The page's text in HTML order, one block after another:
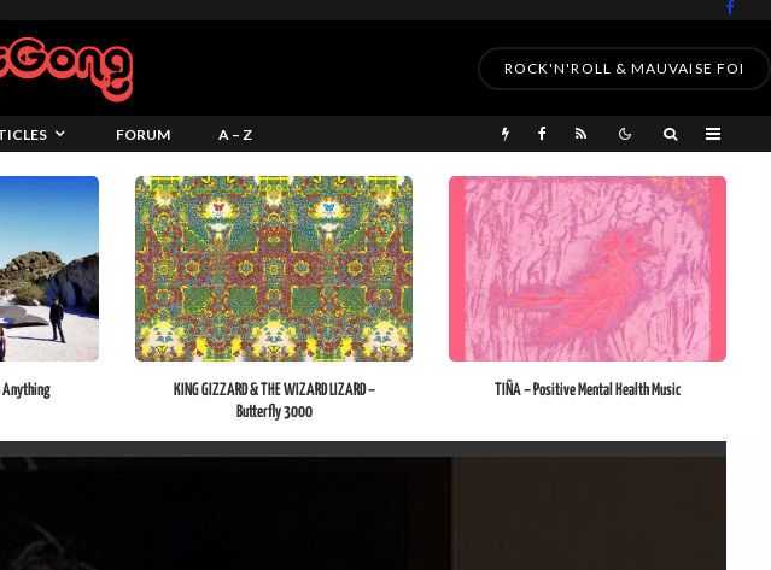
ROCK'N'ROLL & MAUVAISE FOI
FORUM A – Z
Anything
KING GIZZARD & THE WIZARD LIZARD –
Butterfly 3000
TIÑA – Positive Mental Health Music